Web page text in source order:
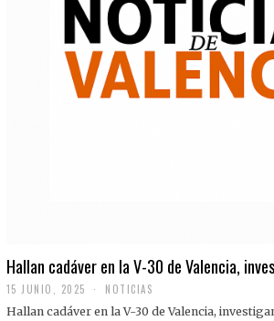
Hallan cadáver en la V-30 de Valencia,
15 JUNIO, 2025 NOTICIAS
Hallan cadáver en la V-30 de Valencia,